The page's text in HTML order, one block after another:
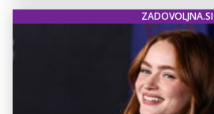
ZADOVOLJNA.SI